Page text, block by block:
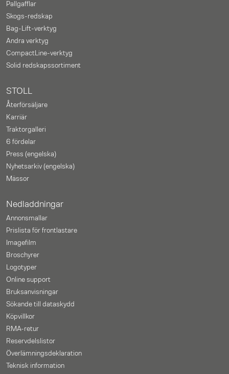
Pallgafflar
Skogs-redskap
Bag-Lift-verktyg
Andra verktyg
CompactLine-verktyg
Solid redskapssortiment
STOLL
Återförsäljare
Karriär
Traktorgalleri
6 fördelar
Press (engelska)
Nyhetsarkiv (engelska)
Mässor
Nedladdningar
Annonsmallar
Prislista för frontlastare
Imagefilm
Broschyrer
Logotyper
Online support
Bruksanvisningar
Sökande till dataskydd
Köpvillkor
RMA-retur
Reservdelslistor
Överlämningsdeklaration
Teknisk information